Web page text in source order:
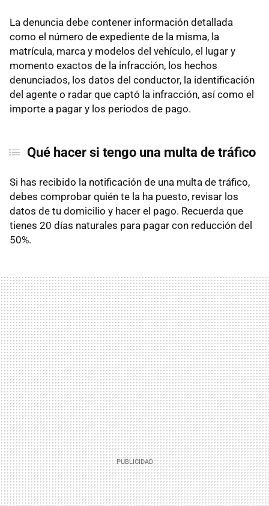
La denuncia debe contener información detallada
como el número de expediente de la misma, la
matrícula, marca y modelos del vehículo, el lugar y
momento exactos de la infracción, los hechos
denunciados, los datos del conductor, la identificación
del agente o radar que captó la infracción, así como el
importe a pagar y los periodos de pago.
Qué hacer si tengo una multa de tráfico
Si has recibido la notificación de una multa de tráfico,
debes comprobar quién te la ha puesto, revisar los
datos de tu domicilio y hacer el pago. Recuerda que
tienes 20 días naturales para pagar con reducción del
50%.